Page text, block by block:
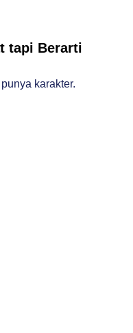
tapi Berarti
karakter.